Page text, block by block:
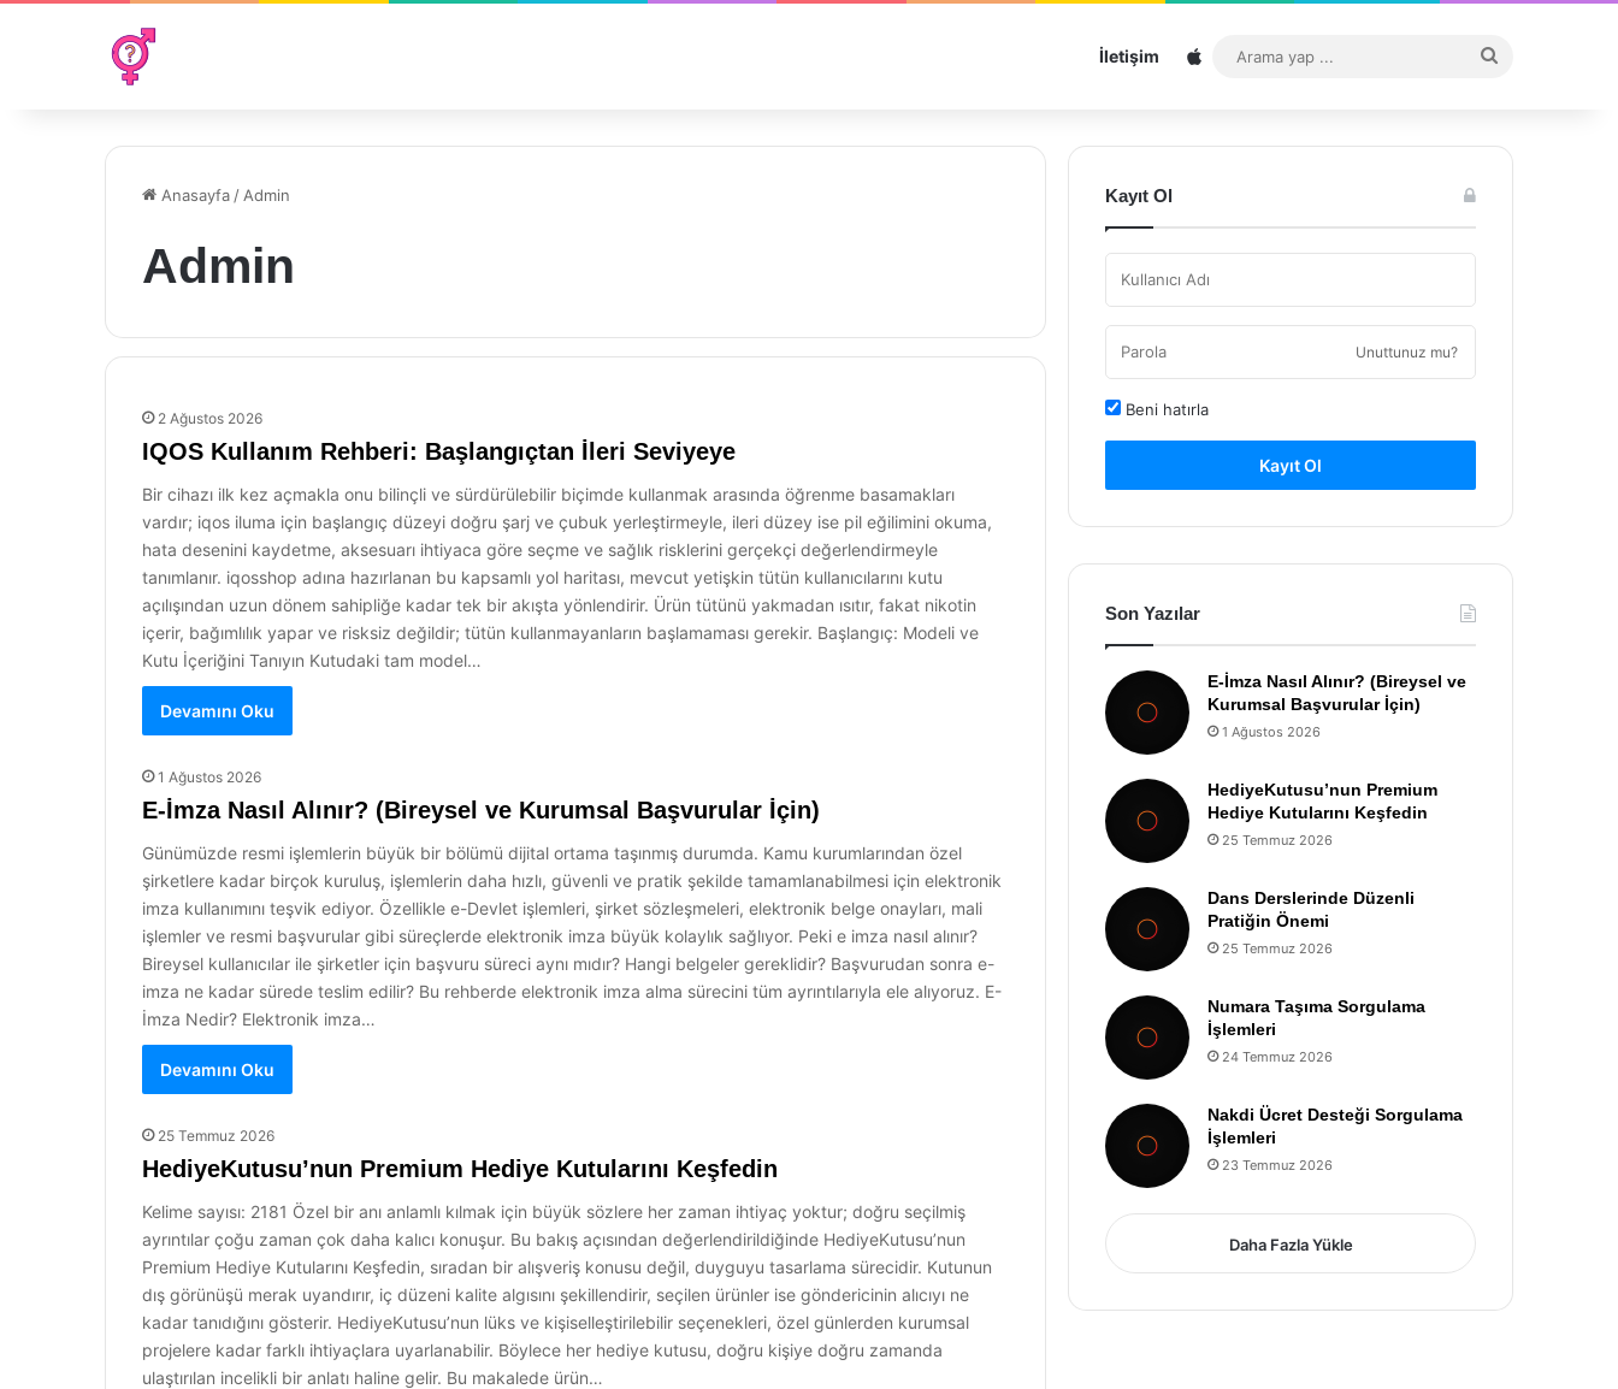
İletişim Sitemap
...
Anasayfa / Admin
Admin
2 Ağustos 2026
IQOS Kullanım Rehberi: Başlangıçtan İleri Seviyeye
Bir cihazı ilk kez açmakla onu bilinçli ve sürdürülebilir biçimde kullanmak arasında öğrenme basamakları
vardır; iqos iluma için başlangıç düzeyi doğru şarj ve çubuk yerleştirmeyle, ileri düzey ise pil eğilimini okuma,
hata desenini kaydetme, aksesuarı ihtiyaca göre seçme ve sağlık risklerini gerçekçi değerlendirmeyle
tanımlanır. iqosshop adına hazırlanan bu kapsamlı yol haritası, mevcut yetişkin tütün kullanıcılarını kutu
açılışından uzun dönem sahipliğe kadar tek bir akışta yönlendirir. Ürün tütünü yakmadan ısıtır, fakat nikotin
içerir, bağımlılık yapar ve risksiz değildir; tütün kullanmayanların başlamaması gerekir. Başlangıç: Modeli ve
Kutu İçeriğini Tanıyın Kutudaki tam model…
Devamını Oku
1 Ağustos 2026
E-İmza Nasıl Alınır? (Bireysel ve Kurumsal Başvurular İçin)
Günümüzde resmi işlemlerin büyük bir bölümü dijital ortama taşınmış durumda. Kamu kurumlarından özel
şirketlere kadar birçok kuruluş, işlemlerin daha hızlı, güvenli ve pratik şekilde tamamlanabilmesi için elektronik
imza kullanımını teşvik ediyor. Özellikle e-Devlet işlemleri, şirket sözleşmeleri, elektronik belge onayları, mali
işlemler ve resmi başvurular gibi süreçlerde elektronik imza büyük kolaylık sağlıyor. Peki e imza nasıl alınır?
Bireysel kullanıcılar ile şirketler için başvuru süreci aynı mıdır? Hangi belgeler gereklidir? Başvurudan sonra e-
imza ne kadar sürede teslim edilir? Bu rehberde elektronik imza alma sürecini tüm ayrıntılarıyla ele alıyoruz. E-
İmza Nedir? Elektronik imza…
Devamını Oku
25 Temmuz 2026
HediyeKutusu’nun Premium Hediye Kutularını Keşfedin
Kelime sayısı: 2181 Özel bir anı anlamlı kılmak için büyük sözlere her zaman ihtiyaç yoktur; doğru seçilmiş
ayrıntılar çoğu zaman çok daha kalıcı konuşur. Bu bakış açısından değerlendirildiğinde HediyeKutusu’nun
Premium Hediye Kutularını Keşfedin, sıradan bir alışveriş konusu değil, duyguyu tasarlama sürecidir. Kutunun
dış görünüşü merak uyandırır, iç düzeni kalite algısını şekillendirir, seçilen ürünler ise göndericinin alıcıyı ne
kadar tanıdığını gösterir. HediyeKutusu’nun lüks ve kişiselleştirilebilir seçenekleri, özel günlerden kurumsal
projelere kadar farklı ihtiyaçlara uyarlanabilir. Böylece her hediye kutusu, doğru kişiye doğru zamanda
ulaştırılan incelikli bir anlatı haline gelir. Bu makalede ürün…
Kayıt Ol
Unuttunuz mu?
Beni hatırla
Kayıt Ol
Son Yazılar
E-İmza Nasıl Alınır? (Bireysel ve
Kurumsal Başvurular İçin)
1 Ağustos 2026
HediyeKutusu’nun Premium
Hediye Kutularını Keşfedin
25 Temmuz 2026
Dans Derslerinde Düzenli
Pratiğin Önemi
25 Temmuz 2026
Numara Taşıma Sorgulama
İşlemleri
24 Temmuz 2026
Nakdi Ücret Desteği Sorgulama
İşlemleri
23 Temmuz 2026
Daha Fazla Yükle